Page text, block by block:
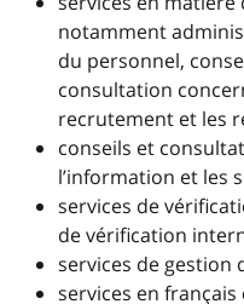
notamment
du personnel,
consultation
recrutement et les
conseils et
l’information et les
services de
de vérification
services de gestion
services en